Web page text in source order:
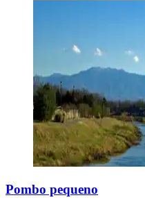
Pombo pequeno